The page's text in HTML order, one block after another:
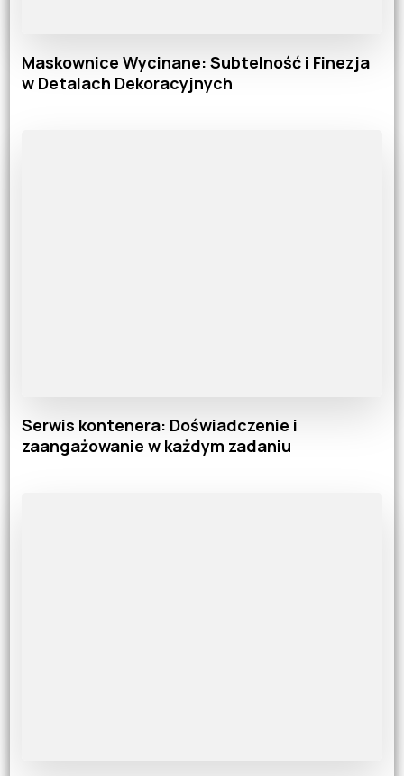
Maskownice Wycinane: Subtelność i Finezja
w Detalach Dekoracyjnych
Serwis kontenera: Doświadczenie i
zaangażowanie w każdym zadaniu